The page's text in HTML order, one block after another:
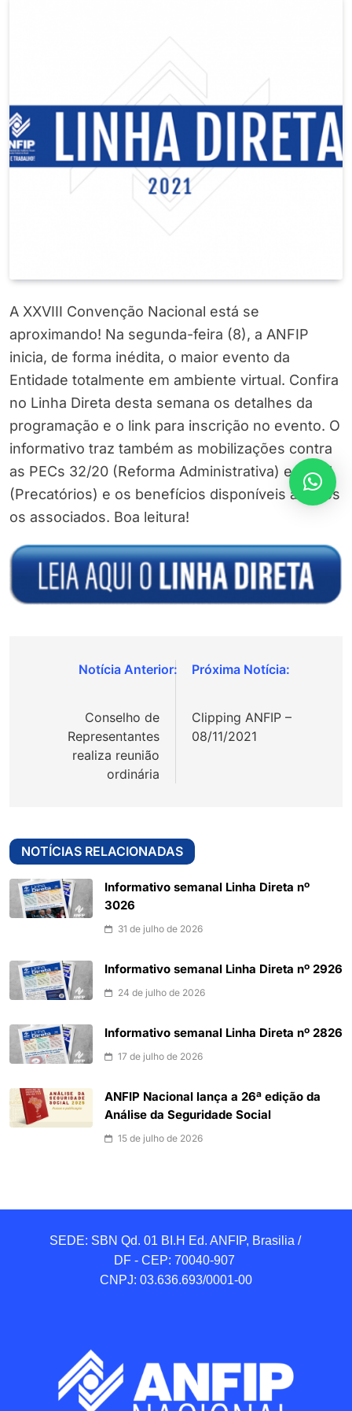
A XXVIII Convenção Nacional está se
aproximando! Na segunda-feira (8), a ANFIP
inicia, de forma inédita, o maior evento da
Entidade totalmente em ambiente virtual. Confira
no Linha Direta desta semana os detalhes da
programação e o link para inscrição no evento. O
informativo traz também as mobilizações contra
as PECs 32/20 (Reforma Administrativa) e 23/21
(Precatórios) e os benefícios disponíveis a todos
os associados. Boa leitura!
Navegação
Conselho de
Representantes
realiza reunião
ordinária
Clipping ANFIP –
08/11/2021
NOTÍCIAS RELACIONADAS
Informativo semanal Linha Direta nº
3026
31 de julho de 2026
Informativo semanal Linha Direta nº 2926
24 de julho de 2026
Informativo semanal Linha Direta nº 2826
17 de julho de 2026
ANFIP Nacional lança a 26ª edição da
Análise da Seguridade Social
15 de julho de 2026
SEDE: SBN Qd. 01 BI.H Ed. ANFIP, Brasilia /
DF - CEP: 70040-907
CNPJ: 03.636.693/0001-00